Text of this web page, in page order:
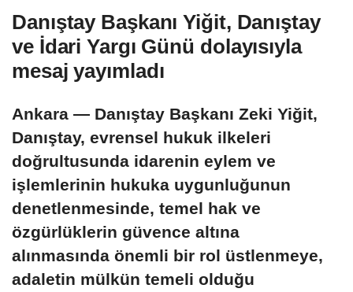
olup olmamaya
gelir. Elinizdeki en
son imkan neyse
onu kullanırsınız”
Danıştay Başkanı Yiğit, Danıştay
ve İdari Yargı Günü dolayısıyla
mesaj yayımladı
Ankara — Danıştay Başkanı Zeki Yiğit,
Danıştay, evrensel hukuk ilkeleri
doğrultusunda idarenin eylem ve
işlemlerinin hukuka uygunluğunun
denetlenmesinde, temel hak ve
özgürlüklerin güvence altına
alınmasında önemli bir rol üstlenmeye,
adaletin mülkün temeli olduğu